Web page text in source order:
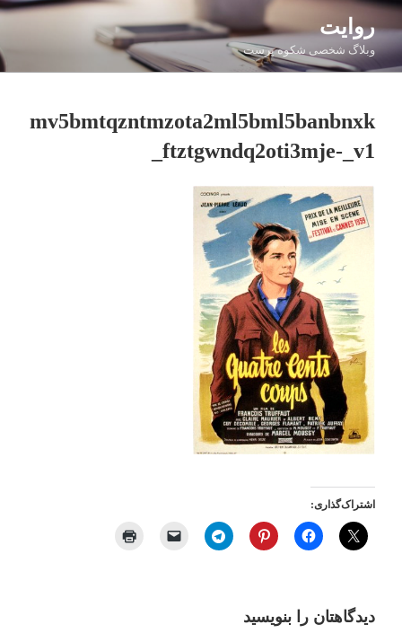
رفتن
به
محتوا
روایت
وبلاگ شخصی شکوه پرست
mv5bmtqzntmzota2ml5bml5banbnxk
ftztgwndq2oti3mje-_v1_
اشتراک‌گذاری:
دیدگاهتان را بنویسید